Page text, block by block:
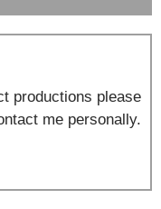
productions please
me personally.